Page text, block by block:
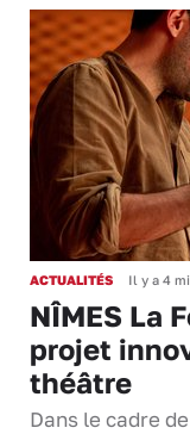
ACTUALITÉS Il y a 4
NÎMES La
projet
théâtre
Dans le cadre